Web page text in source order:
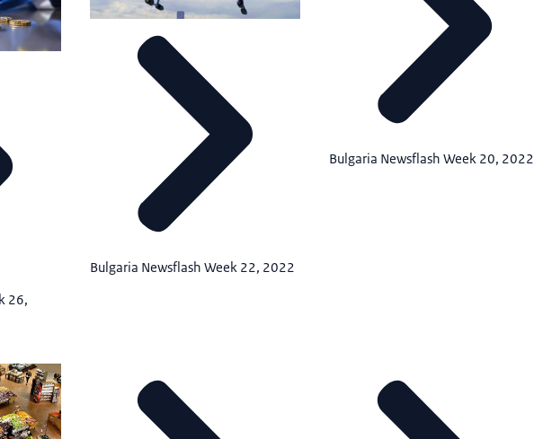
26,
Bulgaria Newsflash Week 22, 2022
Bulgaria Newsflash Week 20, 2022